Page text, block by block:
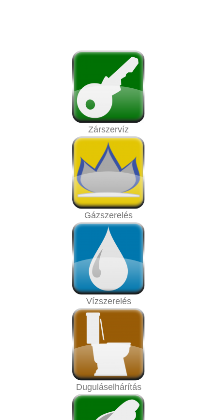
Zárszervíz
Gázszerelés
Vízszerelés
Duguláselhárítás